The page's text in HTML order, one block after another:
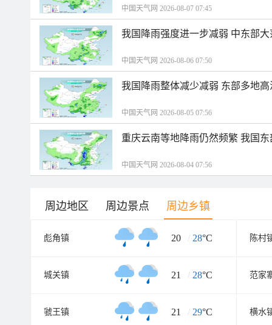
中国天气网 2026-08-07 07:45
我国降雨强度进一步减弱 中东部
中国天气网 2026-08-06 07:50
我国降雨整体减少减弱 东部多地
中国天气网 2026-08-05 07:56
重庆云南等地降雨仍然频繁 我国
中国天气网 2026-08-04 07:56
周边地区 周边景点 周边乡镇
彪角镇 20 / 28°C 陈村
城关镇 21 / 28°C 范家
虢王镇 21 / 29°C 横水